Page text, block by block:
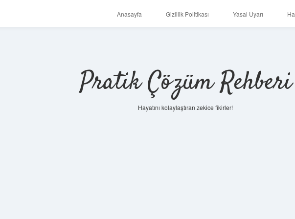
Anasayfa Gizlilik Politikası Yasal Uyarı
Pratik Çözüm Rehberi
Hayatını kolaylaştıran zekice fikirler!